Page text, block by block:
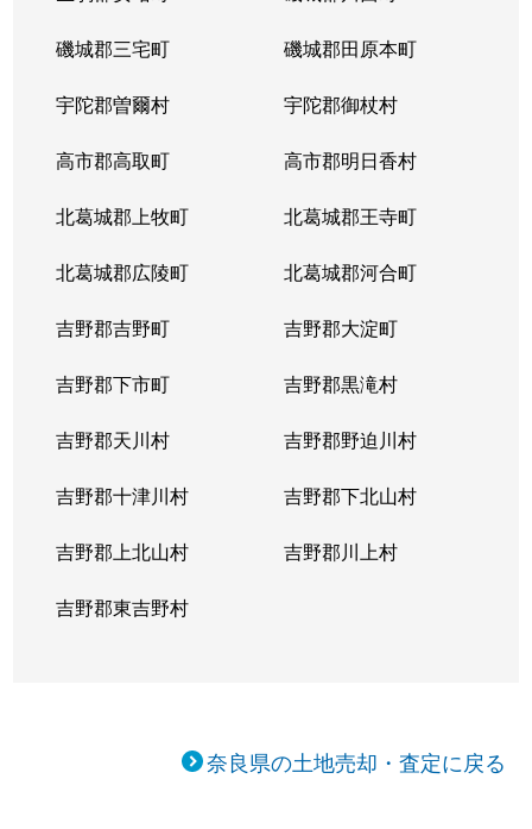
磯城郡三宅町 磯城郡田原本町
宇陀郡曽爾村 宇陀郡御杖村
高市郡高取町 高市郡明日香村
北葛城郡上牧町 北葛城郡王寺町
北葛城郡広陵町 北葛城郡河合町
吉野郡吉野町 吉野郡大淀町
吉野郡下市町 吉野郡黒滝村
吉野郡天川村 吉野郡野迫川村
吉野郡十津川村 吉野郡下北山村
吉野郡上北山村 吉野郡川上村
吉野郡東吉野村
奈良県の土地売却・査定に戻る